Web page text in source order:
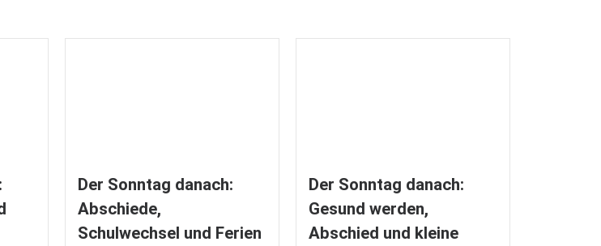
Der Sonntag danach:
Abschiede,
Schulwechsel und Ferien
Der Sonntag danach:
Gesund werden,
Abschied und kleine